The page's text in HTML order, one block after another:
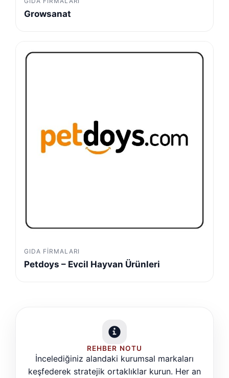
Growsanat
GIDA FIRMALARI
Petdoys – Evcil Hayvan Ürünleri
REHBER NOTU
İncelediğiniz alandaki kurumsal markaları
keşfederek stratejik ortaklıklar kurun. Her an